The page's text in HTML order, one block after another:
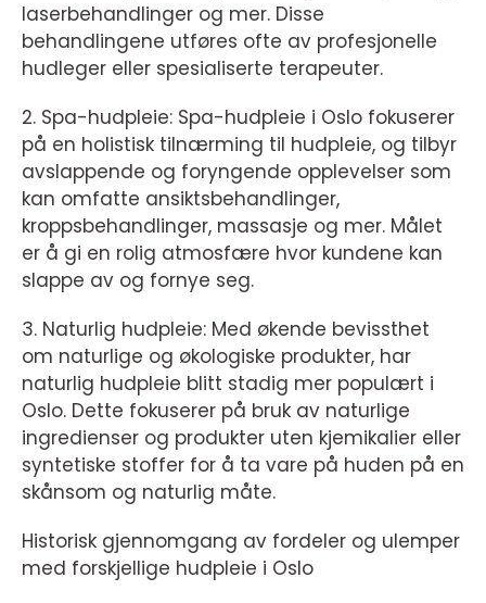
laserbehandlinger og mer. Disse
behandlingene utføres ofte av profesjonelle
hudleger eller spesialiserte terapeuter.
2. Spa-hudpleie: Spa-hudpleie i Oslo fokuserer
på en holistisk tilnærming til hudpleie, og tilbyr
avslappende og foryngende opplevelser som
kan omfatte ansiktsbehandlinger,
kroppsbehandlinger, massasje og mer. Målet
er å gi en rolig atmosfære hvor kundene kan
slappe av og fornye seg.
3. Naturlig hudpleie: Med økende bevissthet
om naturlige og økologiske produkter, har
naturlig hudpleie blitt stadig mer populært i
Oslo. Dette fokuserer på bruk av naturlige
ingredienser og produkter uten kjemikalier eller
syntetiske stoffer for å ta vare på huden på en
skånsom og naturlig måte.
Historisk gjennomgang av fordeler og ulemper
med forskjellige hudpleie i Oslo